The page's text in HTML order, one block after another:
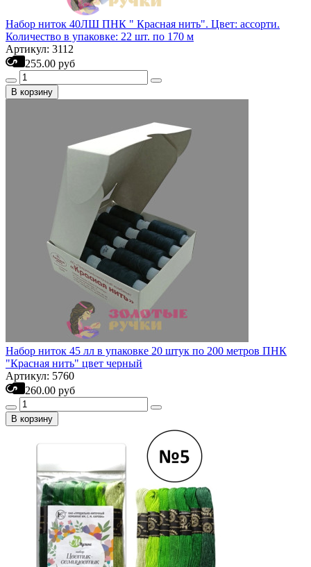
Набор ниток 40ЛШ ПНК " Красная нить". Цвет: ассорти.
Количество в упаковке: 22 шт. по 170 м
Артикул: 3112
255.00 руб
В корзину
Набор ниток 45 лл в упаковке 20 штук по 200 метров ПНК
"Красная нить" цвет черный
Артикул: 5760
260.00 руб
В корзину